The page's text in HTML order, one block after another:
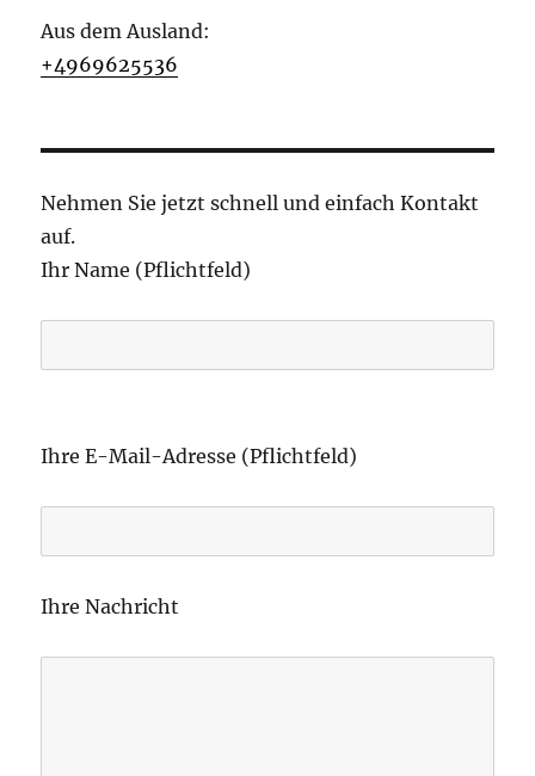
Aus dem Ausland:
+4969625536
Nehmen Sie jetzt schnell und einfach Kontakt
auf.
Ihr Name (Pflichtfeld)
i
e
s
Ihre E-Mail-Adresse (Pflichtfeld)
Ihre Nachricht